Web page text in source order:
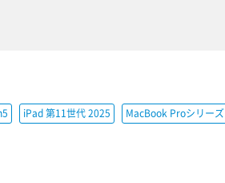
iPad 第11世代 2025 MacBook Proシリーズ